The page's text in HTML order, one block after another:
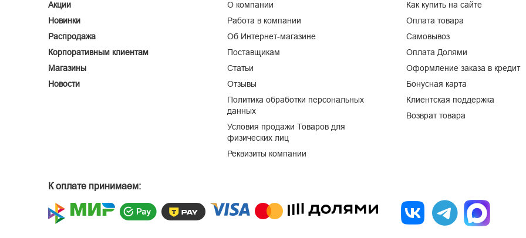
Акции
Новинки
Распродажа
Корпоративным клиентам
Магазины
Новости
О компании
Работа в компании
Об Интернет-магазине
Поставщикам
Статьи
Отзывы
Политика обработки персональных
данных
Условия продажи Товаров для
физических лиц
Реквизиты компании
Как купить на сайте
Оплата товара
Самовывоз
Оплата Долями
Оформление заказа в кредит
Бонусная карта
Клиентская поддержка
Возврат товара
К оплате принимаем: